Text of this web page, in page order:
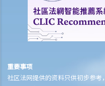
4. 我买了一只正版电脑游戏CD光
他在自己的电脑也可以玩这个游
5. 一名学生复印了一本书，并分
吗？
重要事项
社区法网提供的资料只供初步参